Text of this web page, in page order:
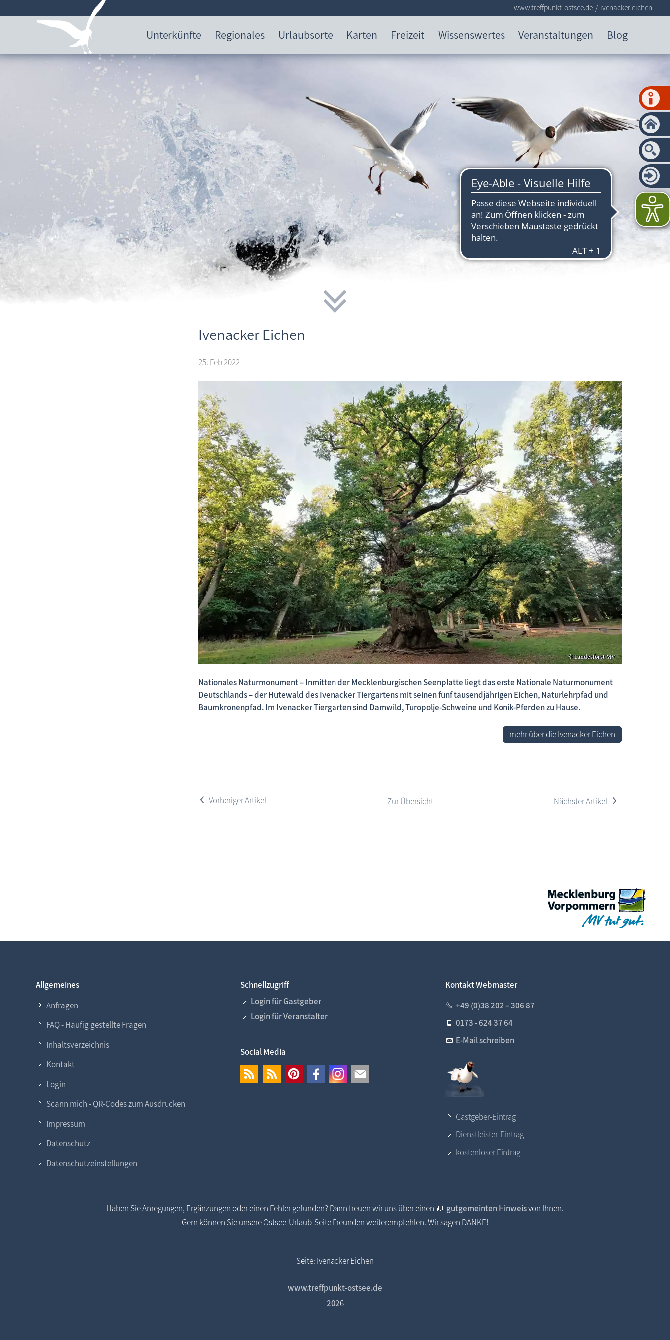
Unterkünfte Regionales Urlaubsorte Karten Freizeit Wissenswertes Veranstaltungen Blog
Aktuelles
www.treffpunkt-ostsee.de ivenacker eichen
Ivenacker Eichen
25. Feb 2022
Nationales Naturmonument – Inmitten der Mecklenburgischen Seenplatte liegt das erste Nationale Naturmonument
Deutschlands – der Hutewald des Ivenacker Tiergartens mit seinen fünf tausendjährigen Eichen, Naturlehrpfad und
Baumkronenpfad. Im Ivenacker Tiergarten sind Damwild, Turopolje-Schweine und Konik-Pferden zu Hause.
mehr über die Ivenacker Eichen
< Zur Übersicht >
Allgemeines
Anfragen
FAQ - Häufig gestellte Fragen
Inhaltsverzeichnis
Kontakt
Login
Scann mich - QR-Codes zum Ausdrucken
Impressum
Datenschutz
Datenschutzeinstellungen
Schnellzugriff
Login für Gastgeber
Login für Veranstalter
Social Media
Kontakt Webmaster
+49 (0)38 202 – 306 87
0173 - 624 37 64
E-Mail schreiben
Gastgeber-Eintrag
Dienstleister-Eintrag
kostenloser Eintrag
Haben Sie Anregungen, Ergänzungen oder einen Fehler gefunden? Dann freuen wir uns über einen gutgemeinten Hinweisvon Ihnen.
Gern können Sie unsere Ostsee-Urlaub-Seite Freunden weiterempfehlen. Wir sagen DANKE!
Seite: Ivenacker Eichen
www.treffpunkt-ostsee.de
2026